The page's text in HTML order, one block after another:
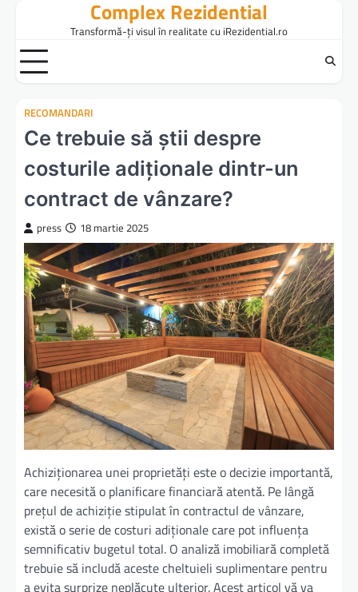
content
Complex Rezidential
Transformă-ți visul în realitate cu iRezidential.ro
RECOMANDARI
Ce trebuie să știi despre
costurile adiționale dintr-un
contract de vânzare?
press 18 martie 2025
Achiziționarea unei proprietăți este o decizie importantă,
care necesită o planificare financiară atentă. Pe lângă
prețul de achiziție stipulat în contractul de vânzare,
există o serie de costuri adiționale care pot influența
semnificativ bugetul total. O analiză imobiliară completă
trebuie să includă aceste cheltuieli suplimentare pentru
a evita surprize neplăcute ulterior. Acest articol vă va